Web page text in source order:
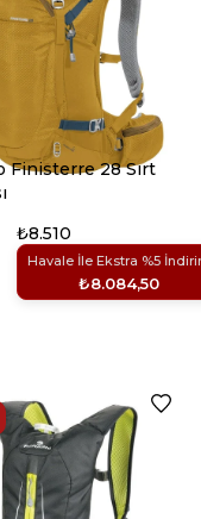
Finisterre 28 Sırt
₺8.510
Havale İle Ekstra %5
₺8.084,50